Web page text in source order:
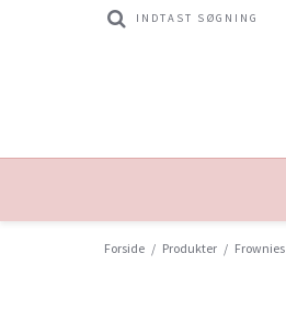
Forside / Produkter / Frownies